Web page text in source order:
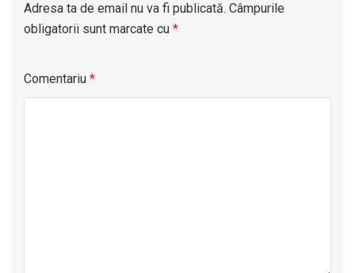
Adresa ta de email nu va fi publicată. Câmpurile
obligatorii sunt marcate cu *
Comentariu *